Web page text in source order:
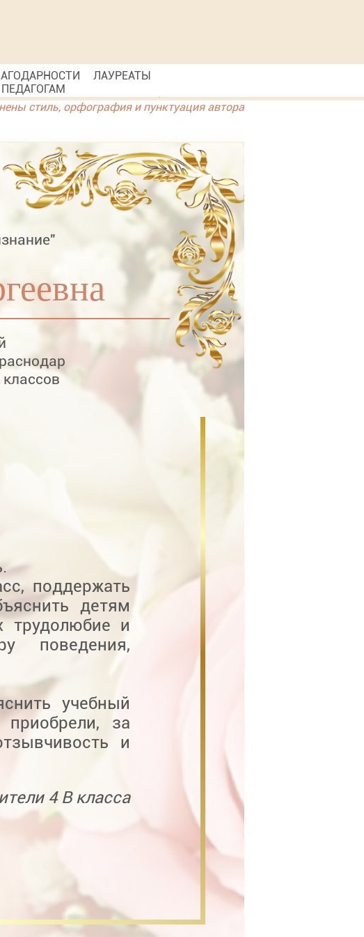
ПЕДАГОГАМ
ЛАУРЕАТЫ
стиль, орфография и пунктуация автора
поддержать
детям
трудолюбие и
поведения,
учебный
за
и
4 В класса